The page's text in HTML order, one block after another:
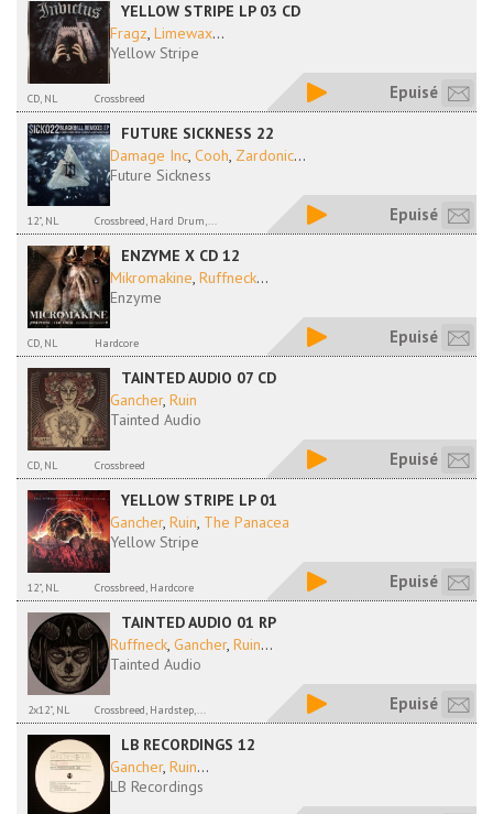
YELLOW STRIPE LP 03 CD
Fragz, Limewax...
Yellow Stripe
CD, NL Crossbreed Epuisé
FUTURE SICKNESS 22
Damage Inc, Cooh, Zardonic...
Future Sickness
12", NL Crossbreed, Hard Drum,... Epuisé
ENZYME X CD 12
Mikromakine, Ruffneck...
Enzyme
CD, NL Hardcore Epuisé
TAINTED AUDIO 07 CD
Gancher, Ruin
Tainted Audio
CD, NL Crossbreed Epuisé
YELLOW STRIPE LP 01
Gancher, Ruin, The Panacea
Yellow Stripe
12", NL Crossbreed, Hardcore Epuisé
TAINTED AUDIO 01 RP
Ruffneck, Gancher, Ruin...
Tainted Audio
2x12", NL Crossbreed, Hardstep,... Epuisé
LB RECORDINGS 12
Gancher, Ruin...
LB Recordings